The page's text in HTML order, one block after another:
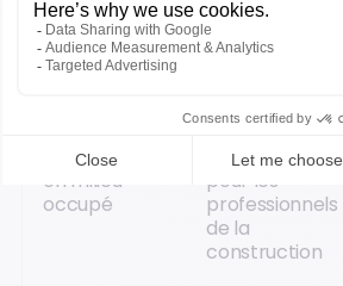
Orisha
Construction
réhabilitation
en milieu
occupé
Orisha
Construction
2026 :
rendez-vous
incontournable
pour les
professionnels
de la
construction